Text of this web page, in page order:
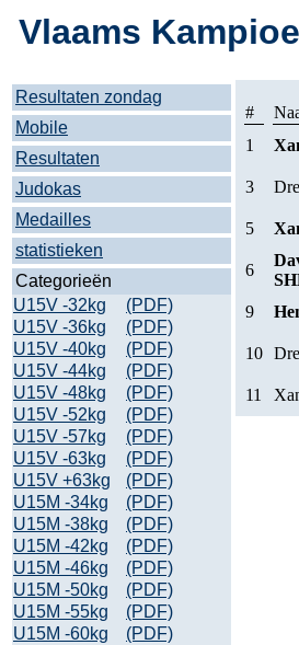
Vlaams
Resultaten zondag
Mobile
Resultaten
Judokas
Medailles
statistieken
Categorieën
U15V -32kg
(PDF)
U15V -36kg
(PDF)
U15V -40kg
(PDF)
U15V -44kg
(PDF)
U15V -48kg
(PDF)
U15V -52kg
(PDF)
U15V -57kg
(PDF)
U15V -63kg
(PDF)
U15V +63kg
(PDF)
U15M -34kg
(PDF)
U15M -38kg
(PDF)
U15M -42kg
(PDF)
U15M -46kg
(PDF)
U15M -50kg
(PDF)
U15M -55kg
(PDF)
U15M -60kg
(PDF)
#
1
3
5
6
9
10
11